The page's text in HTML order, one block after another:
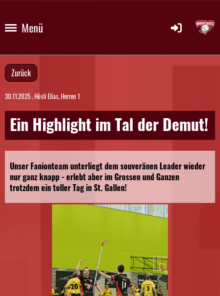
Menü
Zurück
30.11.2025, Hösli Elias, Herren 1
Ein Highlight im Tal der Demut!
Unser Fanionteam unterliegt dem souveränen Leader wieder
nur ganz knapp - erlebt aber im Grossen und Ganzen
trotzdem ein toller Tag in St. Gallen!